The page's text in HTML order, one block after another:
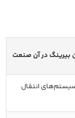
بیرینگ در آن صنعت
انتقال